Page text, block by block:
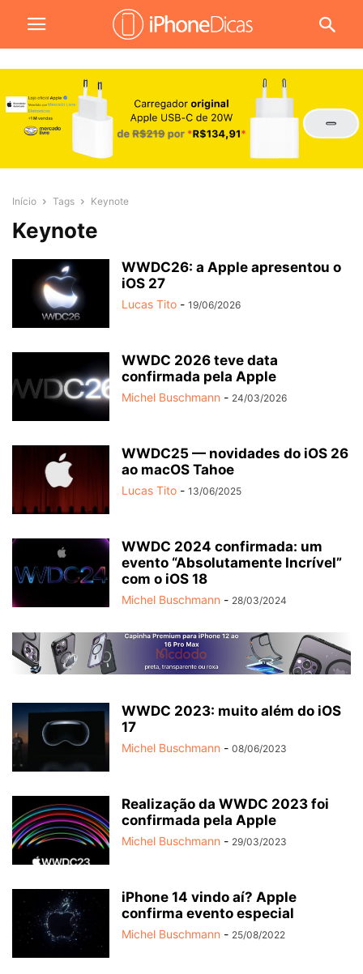
Início Tags Keynote
Keynote
WWDC26: a Apple apresentou o
iOS 27
Lucas Tito - 19/06/2026
WWDC 2026 teve data
confirmada pela Apple
Michel Buschmann - 24/03/2026
WWDC25 — novidades do iOS 26
ao macOS Tahoe
Lucas Tito - 13/06/2025
WWDC 2024 confirmada: um
evento “Absolutamente Incrível”
com o iOS 18
Michel Buschmann - 28/03/2024
WWDC 2023: muito além do iOS
17
Michel Buschmann - 08/06/2023
Realização da WWDC 2023 foi
confirmada pela Apple
Michel Buschmann - 29/03/2023
iPhone 14 vindo aí? Apple
confirma evento especial
Michel Buschmann - 25/08/2022